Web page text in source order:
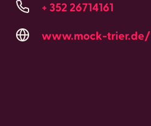
+ 352 26714161
www.mock-trier.de/